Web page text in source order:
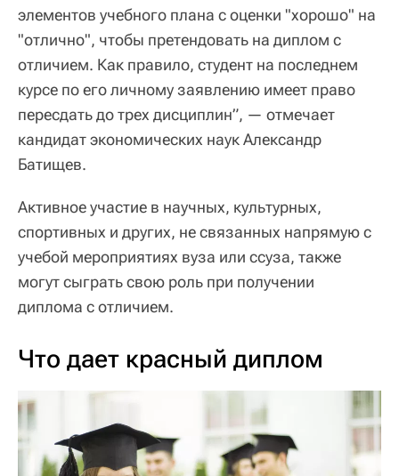
элементов учебного плана с оценки "хорошо" на
"отлично", чтобы претендовать на диплом с
отличием. Как правило, студент на последнем
курсе по его личному заявлению имеет право
пересдать до трех дисциплин”, — отмечает
кандидат экономических наук Александр
Батищев.
Активное участие в научных, культурных,
спортивных и других, не связанных напрямую с
учебой мероприятиях вуза или ссуза, также
могут сыграть свою роль при получении
диплома с отличием.
Что дает красный диплом